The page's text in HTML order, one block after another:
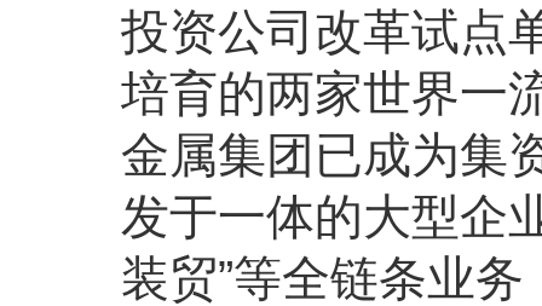
投资公司改革试点
培育的两家世界一
金属集团已成为集
发于一体的大型企
装贸”等全链条业